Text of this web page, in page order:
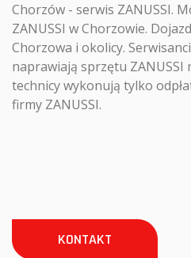
Chorzów - serwis ZANUSSI.
ZANUSSI w Chorzowie.
Chorzowa i okolicy.
naprawiają sprzętu ZANUSSI
technicy wykonują tylko
firmy ZANUSSI.
KONTAKT